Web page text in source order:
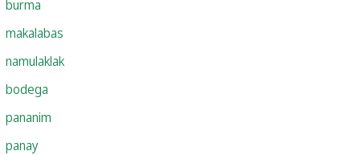
burma
makalabas
namulaklak
bodega
pananim
panay